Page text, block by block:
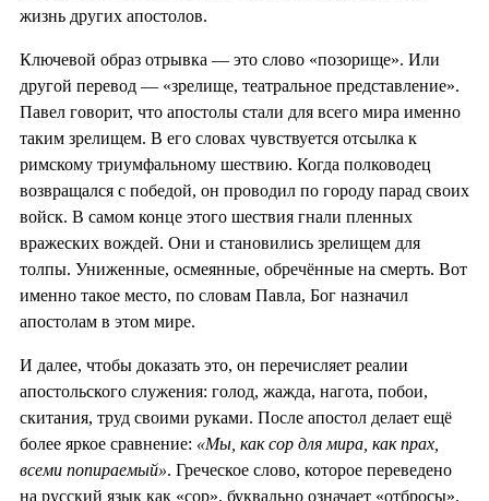
жизнь других апостолов.
Ключевой образ отрывка — это слово «позорище». Или
другой перевод — «зрелище, театральное представление».
Павел говорит, что апостолы стали для всего мира именно
таким зрелищем. В его словах чувствуется отсылка к
римскому триумфальному шествию. Когда полководец
возвращался с победой, он проводил по городу парад своих
войск. В самом конце этого шествия гнали пленных
вражеских вождей. Они и становились зрелищем для
толпы. Униженные, осмеянные, обречённые на смерть. Вот
именно такое место, по словам Павла, Бог назначил
апостолам в этом мире.
И далее, чтобы доказать это, он перечисляет реалии
апостольского служения: голод, жажда, нагота, побои,
скитания, труд своими руками. После апостол делает ещё
более яркое сравнение: «Мы, как сор для мира, как прах,
всеми попираемый». Греческое слово, которое переведено
на русский язык как «сор», буквально означает «отбросы».